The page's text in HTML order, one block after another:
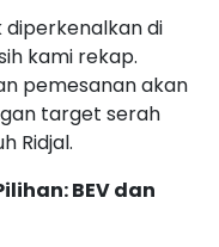
diperkenalkan di
kami rekap.
pemesanan akan
target serah
Ridjal.
BEV dan